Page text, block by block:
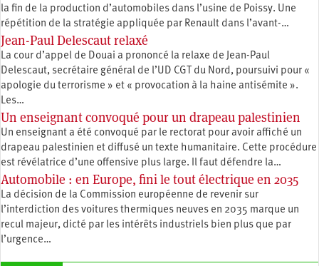
la fin de la production d’automobiles dans l’usine de Poissy. Une
répétition de la stratégie appliquée par Renault dans l’avant-…
Jean-Paul Delescaut relaxé
La cour d’appel de Douai a prononcé la relaxe de Jean-Paul
Delescaut, secrétaire général de l’UD CGT du Nord, poursuivi pour «
apologie du terrorisme » et « provocation à la haine antisémite ».
Les…
Un enseignant convoqué pour un drapeau palestinien
Un enseignant a été convoqué par le rectorat pour avoir affiché un
drapeau palestinien et diffusé un texte humanitaire. Cette procédure
est révélatrice d’une offensive plus large. Il faut défendre la…
Automobile : en Europe, fini le tout électrique en 2035
La décision de la Commission européenne de revenir sur
l’interdiction des voitures thermiques neuves en 2035 marque un
recul majeur, dicté par les intérêts industriels bien plus que par
l’urgence…